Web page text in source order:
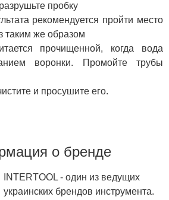
пробку
рекомендуется пройти место
таким же образом
прочищенной, когда вода
воронки. Промойте трубы
и просушите его.
о бренде
INTERTOOL - один из ведущих
украинских брендов инструмента.